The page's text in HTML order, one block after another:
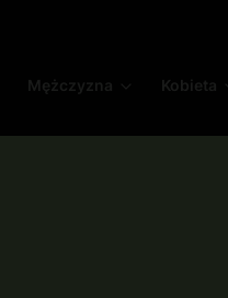
Mężczyzna Kobieta